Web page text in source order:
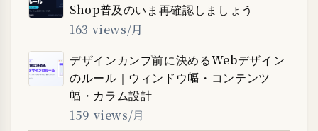
Shop普及のいま再確認しましょう
163 views/月
デザインカンプ前に決めるWebデザイン
のルール｜ウィンドウ幅・コンテンツ
幅・カラム設計
159 views/月